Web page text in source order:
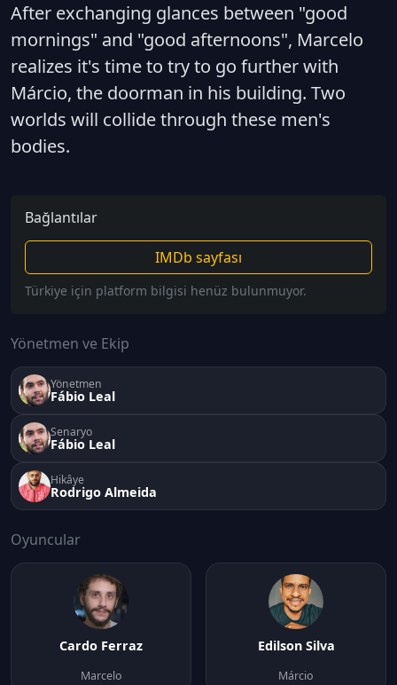
After exchanging glances between "good
mornings" and "good afternoons", Marcelo
realizes it's time to try to go further with
Márcio, the doorman in his building. Two
worlds will collide through these men's
bodies.
Bağlantılar
IMDb sayfası
Türkiye için platform bilgisi henüz bulunmuyor.
Yönetmen ve Ekip
Yönetmen
Fábio Leal
Senaryo
Fábio Leal
Hikâye
Rodrigo Almeida
Oyuncular
Cardo Ferraz
Marcelo
Edilson Silva
Márcio